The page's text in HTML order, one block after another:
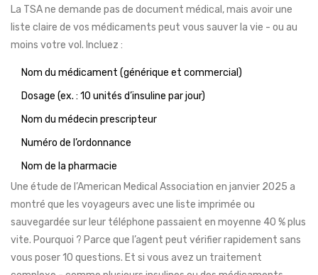
La TSA ne demande pas de document médical, mais avoir une
liste claire de vos médicaments peut vous sauver la vie - ou au
moins votre vol. Incluez :
Nom du médicament (générique et commercial)
Dosage (ex. : 10 unités d’insuline par jour)
Nom du médecin prescripteur
Numéro de l’ordonnance
Nom de la pharmacie
Une étude de l’American Medical Association en janvier 2025 a
montré que les voyageurs avec une liste imprimée ou
sauvegardée sur leur téléphone passaient en moyenne 40 % plus
vite. Pourquoi ? Parce que l’agent peut vérifier rapidement sans
vous poser 10 questions. Et si vous avez un traitement